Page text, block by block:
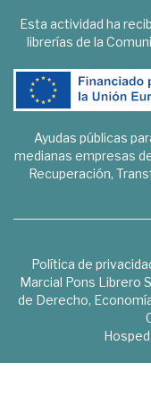
Esta actividad ha
librerías de la
Ayudas públicas
medianas empresas
Recuperación,
Política de
Marcial Pons Librero
de Derecho,